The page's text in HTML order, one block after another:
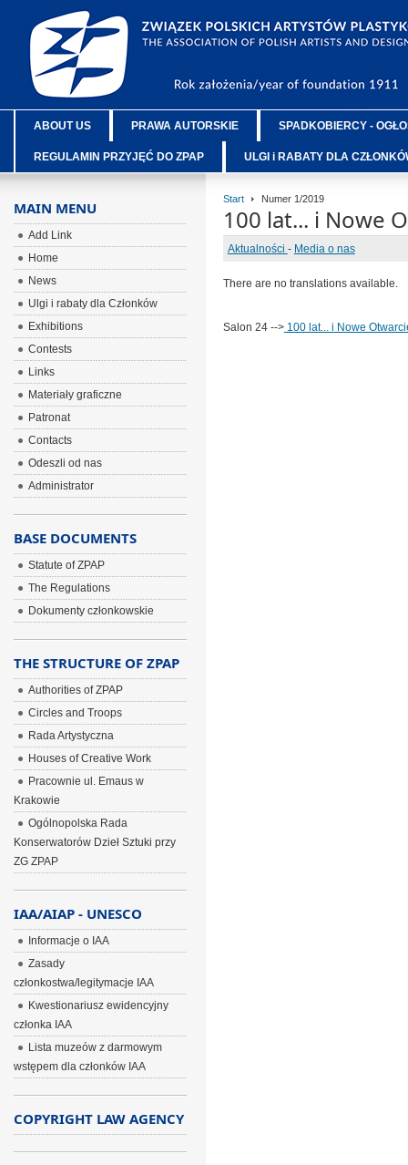
ABOUT US PRAWA AUTORSKIE SPADKOBIERCY -
REGULAMIN PRZYJĘĆ DO ZPAP ULGI i RABATY DLA
Start Numer 1/2019
100 lat... i Nowe
Aktualności - Media o nas
There are no translations available.
Salon 24 -->100 lat... i Nowe
MAIN MENU
Add Link
Home
News
Ulgi i rabaty dla Członków
Exhibitions
Contests
Links
Materiały graficzne
Patronat
Contacts
Odeszli od nas
Administrator
BASE DOCUMENTS
Statute of ZPAP
The Regulations
Dokumenty członkowskie
THE STRUCTURE OF ZPAP
Authorities of ZPAP
Circles and Troops
Rada Artystyczna
Houses of Creative Work
Pracownie ul. Emaus w
Krakowie
Ogólnopolska Rada
Konserwatorów Dzieł Sztuki przy
ZG ZPAP
IAA/AIAP - UNESCO
Informacje o IAA
Zasady
członkostwa/legitymacje IAA
Kwestionariusz ewidencyjny
członka IAA
Lista muzeów z darmowym
wstępem dla członków IAA
COPYRIGHT LAW AGENCY